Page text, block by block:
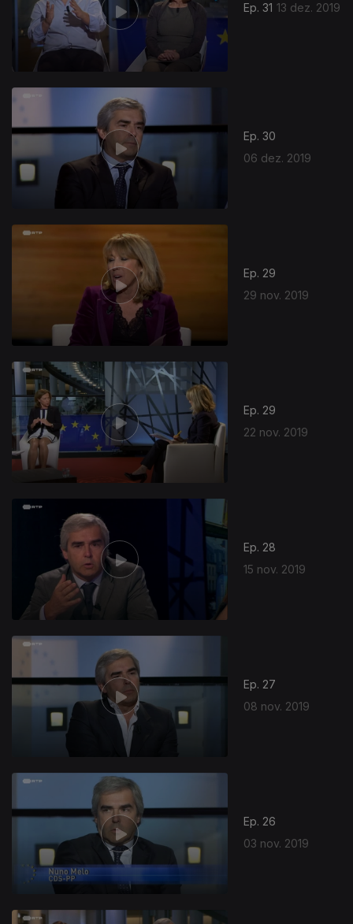
Ep. 31 13 dez. 2019
Ep. 30
06 dez. 2019
Ep. 29
29 nov. 2019
Ep. 29
22 nov. 2019
Ep. 28
15 nov. 2019
Ep. 27
08 nov. 2019
Ep. 26
03 nov. 2019